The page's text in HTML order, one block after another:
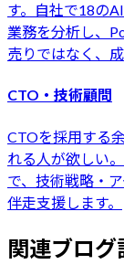
す。自社で18の
業務を分析し、
売りではなく、
CTO・技術顧問
CTOを採用する
れる人が欲しい
で、技術戦略・
伴走支援します。
関連ブログ